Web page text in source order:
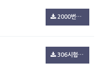
2000번대 절수등급.zip(494.7K)
306시험성적서.pdf(100.3K)